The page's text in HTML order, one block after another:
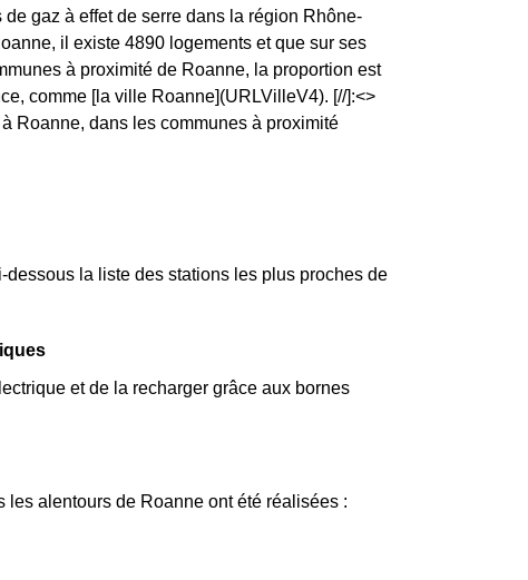
gaz à effet de serre dans la région Rhône-
il existe 4890 logements et que sur ses
à proximité de Roanne, la proportion est
comme [la ville Roanne](URLVilleV4). [//]:<>
Roanne, dans les communes à proximité
la liste des stations les plus proches de
et de la recharger grâce aux bornes
alentours de Roanne ont été réalisées :